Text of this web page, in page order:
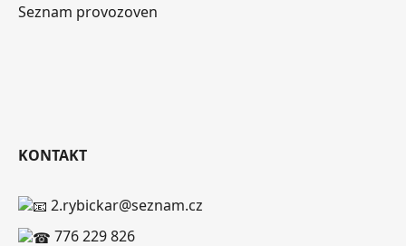
Seznam provozoven
KONTAKT
2.rybickar@seznam.cz
776 229 826